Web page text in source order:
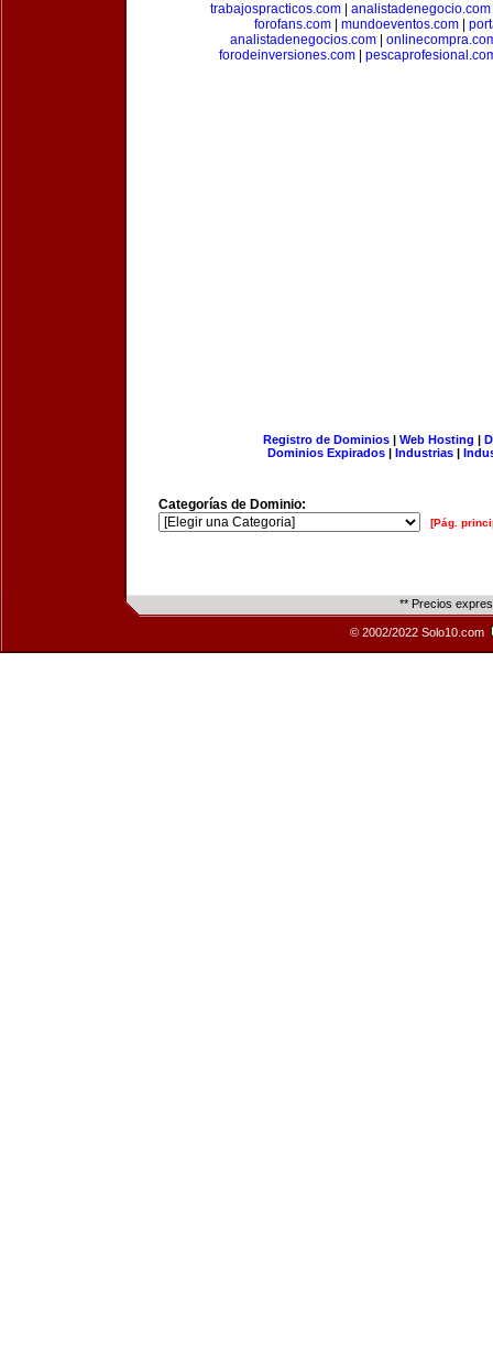
trabajospracticos.com| analistadenegocio.com
forofans.com
mundoeventos.com
analistadenegocios.com
forodeinversiones.com
Registro de Dominios| Web Hosting |
Dominios Expirados | Industrias |
Categorías de Dominio:
[Pág.
** Precios
© 2002/2022 Solo10.com